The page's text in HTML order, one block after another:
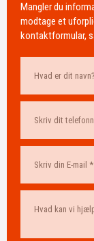
​Mangler du
modtage et
kontaktformular,